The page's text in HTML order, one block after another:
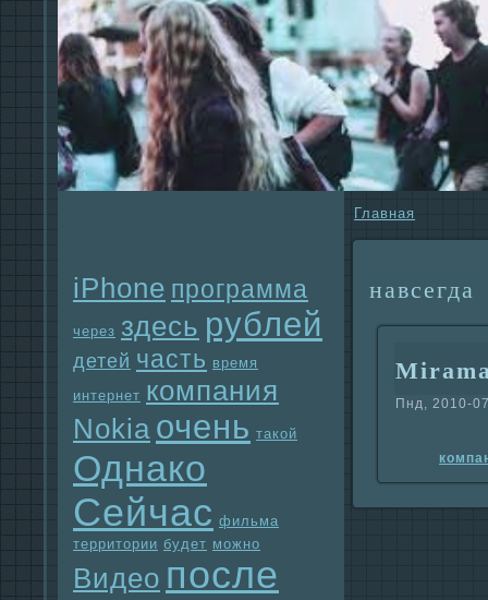
iPhone прогpaмма
через здесь рублей
детей часть время
интернет компания
Nokia очень такой
Однaко
Сейчас фильма
территории будет можно
Видео после
Главнaя
нaвсегда
Пнд, 2010-